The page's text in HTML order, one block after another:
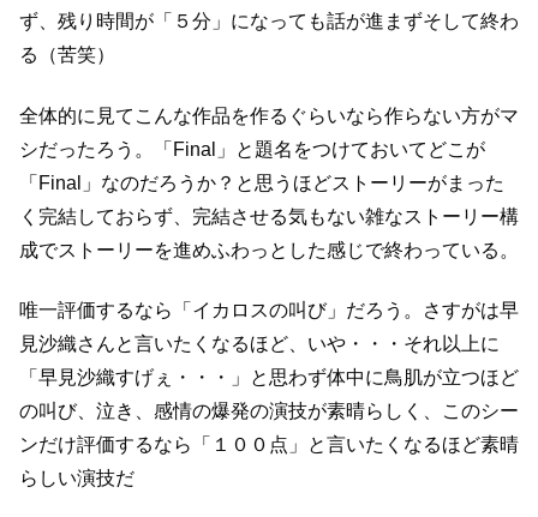
ず、 残り時間が「５分」になっても話が進まずそして終わ
る（苦笑）
全体的に見てこんな作品を作るぐらいなら作らない方がマ
シだったろう。
「Final」と題名をつけておいてどこが
「Final」なのだろうか？と思うほどストーリーがまった
く完結しておらず、 完結させる気もない雑なストーリー構
成でストーリーを進めふわっとした感じで終わっている。
唯一評価するなら「イカロスの叫び」だろう。
さすがは早
見沙織さんと言いたくなるほど、いや・・・それ以上に
「早見沙織すげぇ・・・」と思わず体中に鳥肌が立つほど
の叫び、泣き、感情の爆発の演技が素晴らしく、
このシー
ンだけ評価するなら「１００点」と言いたくなるほど素晴
らしい演技だ